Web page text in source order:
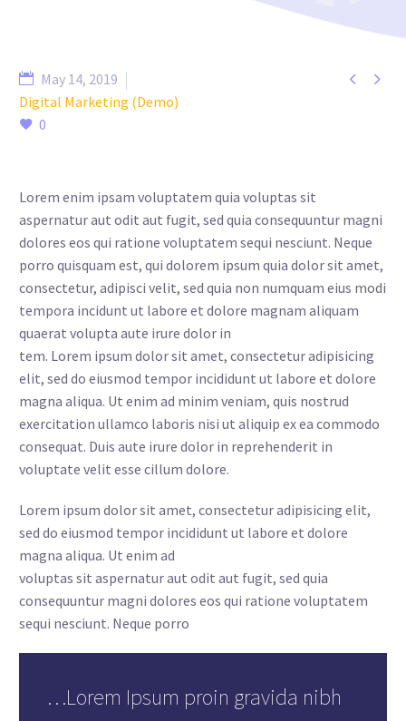
 
May 14, 2019
Digital Marketing (Demo)
0
Lorem enim ipsam voluptatem quia voluptas sit
aspernatur aut odit aut fugit, sed quia consequuntur magni
dolores eos qui ratione voluptatem sequi nesciunt. Neque
porro quisquam est, qui dolorem ipsum quia dolor sit amet,
consectetur, adipisci velit, sed quia non numquam eius modi
tempora incidunt ut labore et dolore magnam aliquam
quaerat volupta aute irure dolor in
tem. Lorem ipsum dolor sit amet, consectetur adipisicing
elit, sed do eiusmod tempor incididunt ut labore et dolore
magna aliqua. Ut enim ad minim veniam, quis nostrud
exercitation ullamco laboris nisi ut aliquip ex ea commodo
consequat. Duis aute irure dolor in reprehenderit in
voluptate velit esse cillum dolore.
Lorem ipsum dolor sit amet, consectetur adipisicing elit,
sed do eiusmod tempor incididunt ut labore et dolore
magna aliqua. Ut enim ad
voluptas sit aspernatur aut odit aut fugit, sed quia
consequuntur magni dolores eos qui ratione voluptatem
sequi nesciunt. Neque porro
…Lorem Ipsum proin gravida nibh